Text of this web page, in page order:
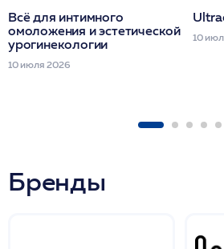
Всё для интимного
омоложения и эстетической
урогинекологии
10 июля 2026
10
Бренды